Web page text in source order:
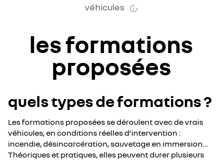
véhicules
les formations
proposées
quels types de formations ?
Les formations proposées se déroulent avec de vrais
véhicules, en conditions réelles d’intervention :
incendie, désincarcération, sauvetage en immersion…
Théoriques et pratiques, elles peuvent durer plusieurs